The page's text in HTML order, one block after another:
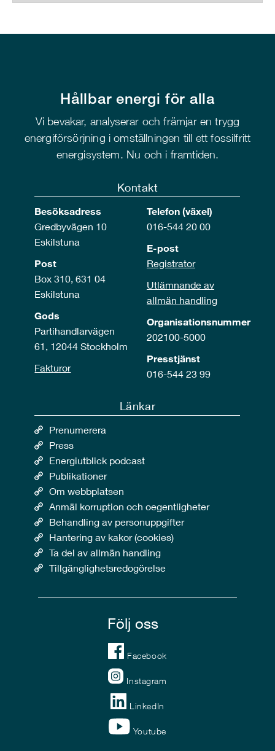
Hållbar energi för alla
Vi bevakar, analyserar och främjar en trygg
energiförsörjning i omställningen till ett fossilfritt
energisystem. Nu och i framtiden.
Kontakt
Besöksadress
Gredbyvägen 10
Eskilstuna
Post
Box 310, 631 04
Eskilstuna
Gods
Partihandlarvägen
61, 12044 Stockholm
Fakturor
Telefon (växel)
016-544 20 00
E-post
Registrator
Utlämnande av
allmän handling
Organisationsnummer
202100-5000
Presstjänst
016-544 23 99
Länkar
Prenumerera
Press
Energiutblick podcast
Publikationer
Om webbplatsen
Anmäl korruption och oegentligheter
Behandling av personuppgifter
Hantering av kakor (cookies)
Ta del av allmän handling
Tillgänglighetsredogörelse
Följ oss
Facebook
Instagram
LinkedIn
Youtube